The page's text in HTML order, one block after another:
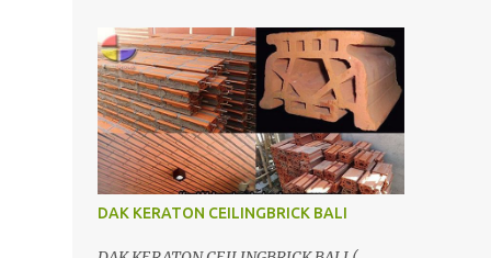
ringan/panel serta untuk atap yang tidak
lagi menggunakan kayu sebagai kuda -
kuda melainkan menggunakan metal.
DAK KERATON CEILINGBRICK BALI